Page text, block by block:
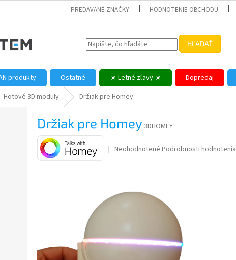
PREDÁVANÉ ZNAČKY HODNOTENIE OBCHODU
HĽADAŤ
produkty Ostatné ☀️ Letné zľavy ☀️ Dopredaj
Hotové 3D moduly Držiak pre Homey
Držiak pre Homey 3DHOMEY
Priemerné
z
Neohodnotené Podrobnosti hodnotenia